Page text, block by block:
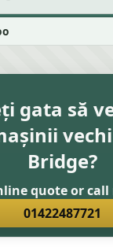
gata să
Bridge?
quote or call
01422487721